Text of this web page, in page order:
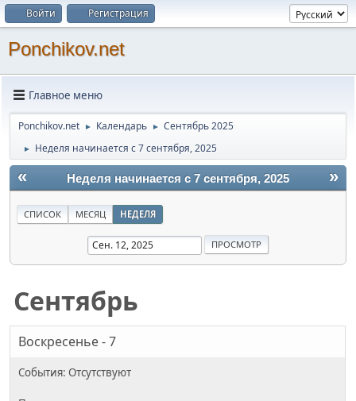
Войти Регистрация
Ponchikov.net
Главное меню
Ponchikov.net ► Календарь ► Сентябрь 2025
► Неделя начинается с 7 сентября, 2025
« »
Неделя начинается с 7 сентября, 2025
СПИСОК МЕСЯЦ НЕДЕЛЯ
Сентябрь
Воскресенье - 7